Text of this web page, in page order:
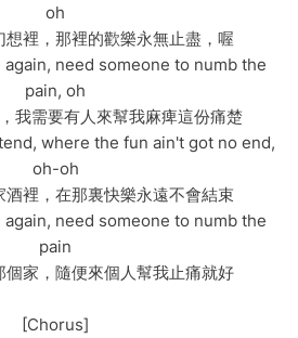
oh
裡，那裡的歡樂永無止盡，喔
need someone to numb the
pain, oh
我需要有人來幫我麻痺這份痛楚
where the fun ain't got no end,
oh-oh
裡，在那裏快樂永遠不會結束
need someone to numb the
pain
個家，隨便來個人幫我止痛就好
[Chorus]